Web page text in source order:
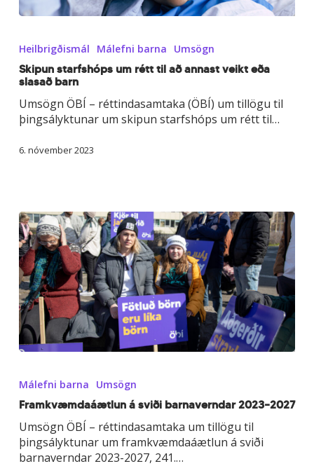
um
rétt
til
að
annast
veikt
eða
Heilbrigðismál Málefni barna Umsögn
Skipun starfshóps um rétt til að annast veikt eða
slasað barn
Umsögn ÖBÍ – réttindasamtaka (ÖBÍ) um tillögu til
þingsályktunar um skipun starfshóps um rétt til…
6. nóvember 2023
sviði
barnaverndar
2023–
2027
Málefni barna Umsögn
Framkvæmdaáætlun á sviði barnaverndar 2023–2027
Umsögn ÖBÍ – réttindasamtaka um tillögu til
þingsályktunar um framkvæmdaáætlun á sviði
barnaverndar 2023-2027, 241.…